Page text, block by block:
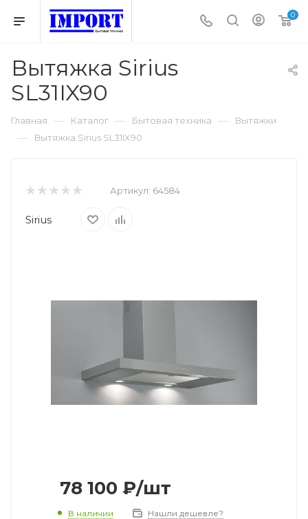
0
Вытяжка Sirius
SL31IX90
Главная — Каталог — Бытовая техника — Вытяжки
— Вытяжка Sirius SL31IX90
Артикул: 64584
Sirius
78 100 ₽/шт
В наличии Нашли дешевле?